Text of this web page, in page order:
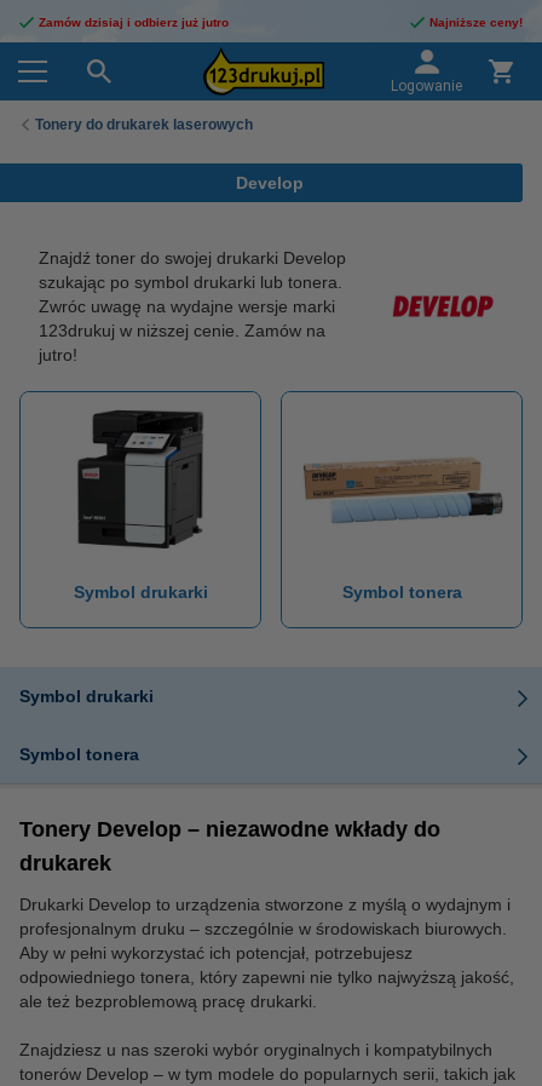
Zamów dzisiaj i odbierz już jutro Najniższe ceny!
Logowanie
Tonery do drukarek laserowych
Develop
Znajdź toner do swojej drukarki Develop
szukając po symbol drukarki lub tonera.
Zwróc uwagę na wydajne wersje marki
123drukuj w niższej cenie. Zamów na
jutro!
Symbol drukarki Symbol tonera
Symbol drukarki
Symbol tonera
Tonery Develop – niezawodne wkłady do
drukarek
Drukarki Develop to urządzenia stworzone z myślą o wydajnym i
profesjonalnym druku – szczególnie w środowiskach biurowych.
Aby w pełni wykorzystać ich potencjał, potrzebujesz
odpowiedniego tonera, który zapewni nie tylko najwyższą jakość,
ale też bezproblemową pracę drukarki.
Znajdziesz u nas szeroki wybór oryginalnych i kompatybilnych
tonerów Develop – w tym modele do popularnych serii, takich jak